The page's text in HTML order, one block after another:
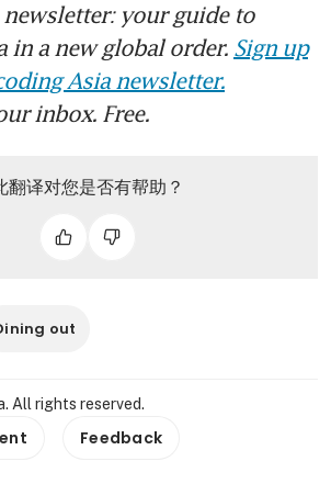
your guide to
in a new global order. Sign up
Asia newsletter.
inbox. Free.
翻译对您是否有帮助？
out
All rights reserved.
Feedback